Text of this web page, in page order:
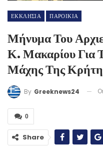
ΕΚΚΛΗΣΙΑ ΠΑΡΟΙΚΙΑ
Μήνυμα Του
Κ. Μακαρίου Για
Μάχης Της
By Greeknews24
0
Share